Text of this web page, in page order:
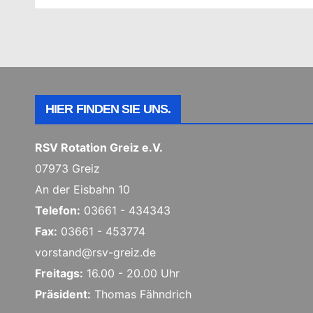
HIER FINDEN SIE UNS.
RSV Rotation Greiz e.V.
07973 Greiz
An der Eisbahn 10
Telefon: 03661 - 434343
Fax: 03661 - 453774
vorstand@rsv-greiz.de
Freitags: 16.00 - 20.00 Uhr
Präsident: Thomas Fähndrich